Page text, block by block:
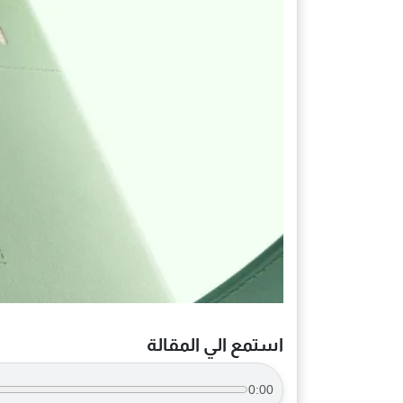
استمع الي المقالة
0:00